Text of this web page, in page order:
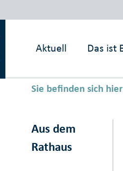
Aktuell Das ist
Sie befinden sich
Aus dem
Rathaus